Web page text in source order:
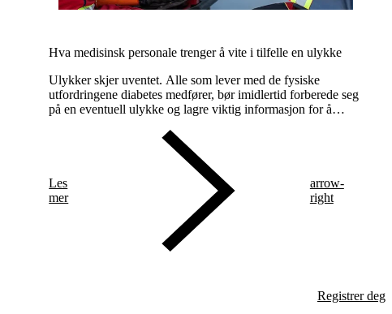
Hva medisinsk personale trenger å vite i tilfelle en ulykke
Ulykker skjer uventet. Alle som lever med de fysiske
utfordringene diabetes medfører, bør imidlertid forberede seg
på en eventuell ulykke og lagre viktig informasjon for å
Les
mer
arrow-
right
Registrer deg